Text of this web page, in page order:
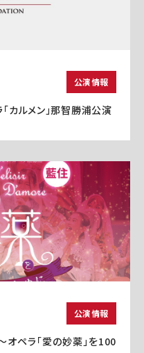
公演情報
「カルメン」那智勝浦公演
公演情報
オペラ「愛の妙薬」を100